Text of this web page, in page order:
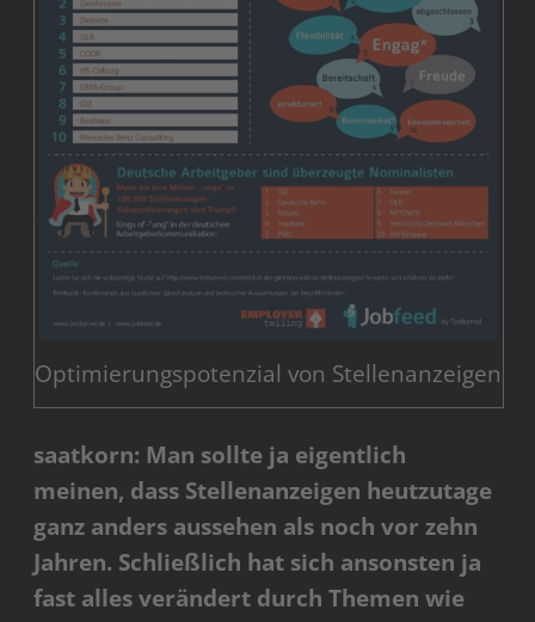
Optimierungspotenzial von Stellenanzeigen
saatkorn: Man sollte ja eigentlich
meinen, dass Stellenanzeigen heutzutage
ganz anders aussehen als noch vor zehn
Jahren. Schließlich hat sich ansonsten ja
fast alles verändert durch Themen wie